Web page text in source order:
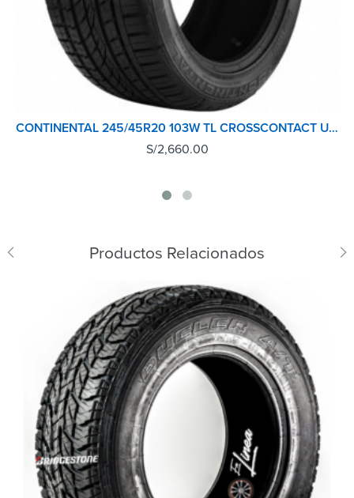
CONTINENTAL 245/45R20 103W TL CROSSCONTACT UHP
S/2,660.00
Productos Relacionados